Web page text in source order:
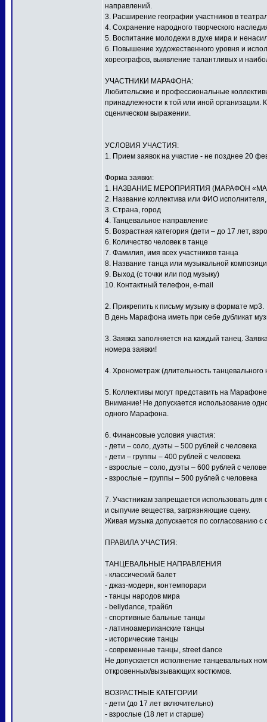
направлений.
3. Расширение географии участников в
4. Сохранение народного творческого
5. Воспитание молодежи в духе мира и
6. Повышение художественного уровня и
хореографов, выявление талантливых и
УЧАСТНИКИ МАРАФОНА:
Любительские и профессиональные
принадлежности к той или иной организации.
сценическом выражении.
УСЛОВИЯ УЧАСТИЯ:
1. Прием заявок на участие - не позднее 20
Форма заявки:
1. НАЗВАНИЕ МЕРОПРИЯТИЯ (МАРАФОН
2. Название коллектива или ФИО
3. Страна, город
4. Танцевальное направление
5. Возрастная категория (дети – до 17 лет,
6. Количество человек в танце
7. Фамилия, имя всех участников танца
8. Название танца или музыкальной
9. Выход (с точки или под музыку)
10. Контактный телефон, e-mail
2. Прикрепить к письму музыку в формате мр3.
В день Марафона иметь при себе дубликат
3. Заявка заполняется на каждый танец.
номера заявки!
4. Хронометраж (длительность танцевального
5. Коллективы могут представить на
Внимание! Не допускается использование
одного Марафона.
6. Финансовые условия участия:
- дети – соло, дуэты – 500 рублей с человека
- дети – группы – 400 рублей с человека
- взрослые – соло, дуэты – 600 рублей с
- взрослые – группы – 500 рублей с человека
7. Участникам запрещается использовать
и сыпучие вещества, загрязняющие сцену.
Живая музыка допускается по согласованию
ПРАВИЛА УЧАСТИЯ:
ТАНЦЕВАЛЬНЫЕ НАПРАВЛЕНИЯ
- классический балет
- джаз-модерн, контемпорари
- танцы народов мира
- bellydance, трайбл
- спортивные бальные танцы
- латиноамериканские танцы
- исторические танцы
- современные танцы, street dance
Не допускается исполнение танцевальных
откровенных/вызывающих костюмов.
ВОЗРАСТНЫЕ КАТЕГОРИИ
- дети (до 17 лет включительно)
- взрослые (18 лет и старше)